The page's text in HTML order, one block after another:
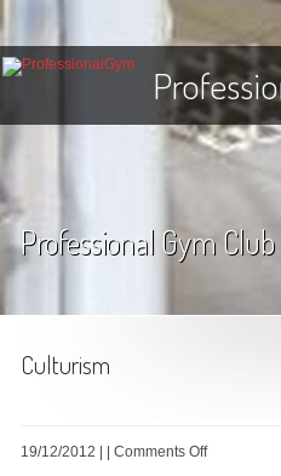
Professional Gym
Culturism
19/12/2012 | | Comments Offon